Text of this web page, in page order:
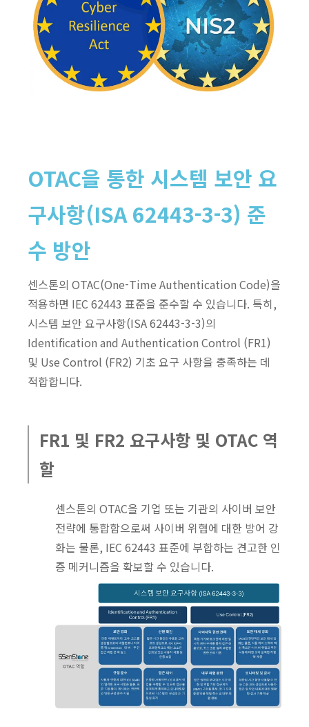
OTAC을 통한 시스템 보안 요
구사항(ISA 62443-3-3) 준
수 방안
센스톤의 OTAC(One-Time Authentication Code)을
적용하면 IEC 62443 표준을 준수할 수 있습니다. 특히,
시스템 보안 요구사항(ISA 62443-3-3)의
Identification and Authentication Control (FR1)
및 Use Control (FR2) 기초 요구 사항을 충족하는 데
적합합니다.
FR1 및 FR2 요구사항 및 OTAC 역
할
센스톤의 OTAC을 기업 또는 기관의 사이버 보안
전략에 통합함으로써 사이버 위협에 대한 방어 강
화는 물론, IEC 62443 표준에 부합하는 견고한 인
증 메커니즘을 확보할 수 있습니다.